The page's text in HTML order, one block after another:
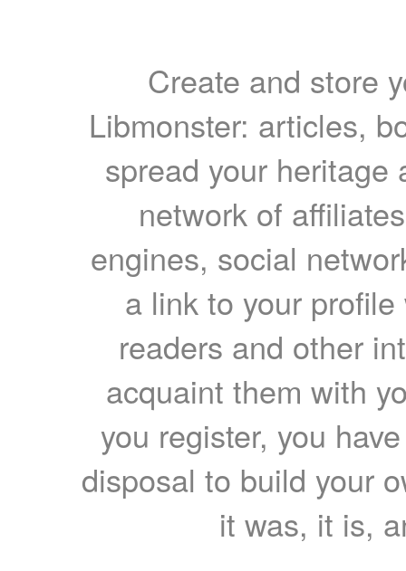
Create and store
Libmonster: articles,
spread your heritage
network of
engines, social
a link to your
readers and other
acquaint them with
you register, you
disposal to build your
it was, it is,